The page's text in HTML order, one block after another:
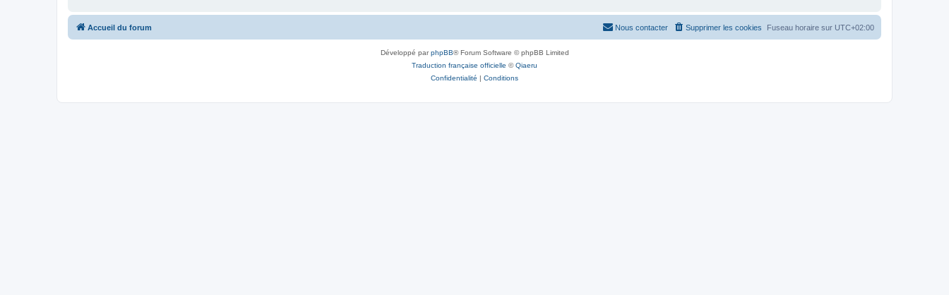
Accueil du forum Fuseau horaire sur UTC+02:00
Supprimer les cookies
Nous contacter
Développé parphpBB® Forum Software © phpBB Limited
Traduction française officielle ©Qiaeru
Confidentialité | Conditions